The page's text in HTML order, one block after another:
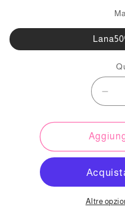
per
U
Altre